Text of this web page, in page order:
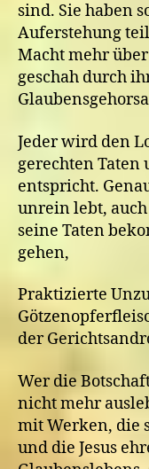
sind. Sie haben
Auferstehung
Macht mehr
geschah durch
Jeder wird den
gerechten
entspricht.
unrein lebt,
seine Taten
gehen,
Praktizierte
der
Wer die
nicht mehr
mit Werken, die
und die Jesus